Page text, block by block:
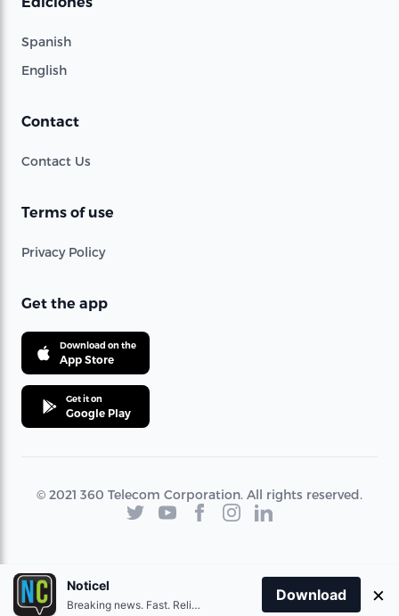
Spanish
English
Contact
Contact Us
Terms of use
Privacy Policy
Get the app
Download on the
App Store
Get it on
Google Play
© 2021 360 Telecom Corporation. All rights reserved.
Noticel
Breaking news. Fast. Reliable.
Download ×